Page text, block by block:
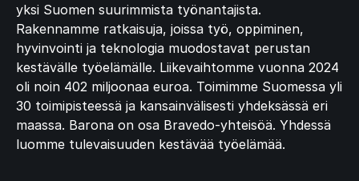
yksi Suomen suurimmista työnantajista.
Rakennamme ratkaisuja, joissa työ, oppiminen,
hyvinvointi ja teknologia muodostavat perustan
kestävälle työelämälle. Liikevaihtomme vuonna 2024
oli noin 402 miljoonaa euroa. Toimimme Suomessa yli
30 toimipisteessä ja kansainvälisesti yhdeksässä eri
maassa. Barona on osa Bravedo-yhteisöä. Yhdessä
luomme tulevaisuuden kestävää työelämää.